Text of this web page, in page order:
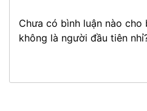
Chưa có bình luận nào cho
không là người đầu tiên